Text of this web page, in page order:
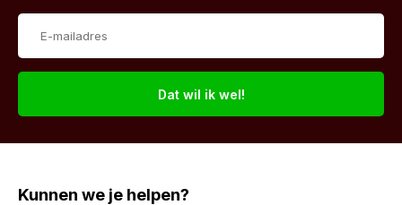
Dat wil ik wel!
Kunnen we je helpen?